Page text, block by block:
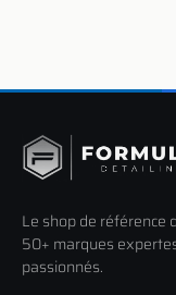
Le shop de référence
50+ marques
passionnés.